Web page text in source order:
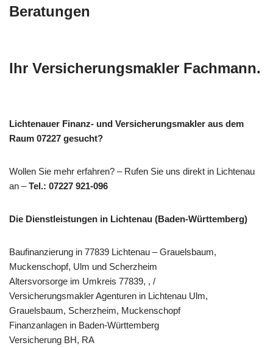
Beratungen
Ihr Versicherungsmakler Fachmann.
Lichtenauer Finanz- und Versicherungsmakler aus dem
Raum 07227 gesucht?
Wollen Sie mehr erfahren? – Rufen Sie uns direkt in Lichtenau
an –Tel.: 07227 921-096
Die Dienstleistungen in Lichtenau (Baden-Württemberg)
Baufinanzierung in 77839 Lichtenau – Grauelsbaum,
Muckenschopf, Ulm und Scherzheim
Altersvorsorge im Umkreis 77839, , /
Versicherungsmakler Agenturen in Lichtenau Ulm,
Grauelsbaum, Scherzheim, Muckenschopf
Finanzanlagen in Baden-Württemberg
Versicherung BH, RA